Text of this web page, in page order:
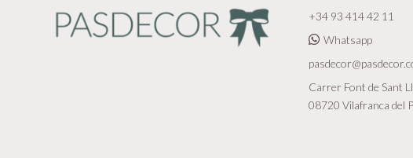
+34 93 414 42 11
Whatsapp
Carrer Font de Sant
08720 Vilafranca del